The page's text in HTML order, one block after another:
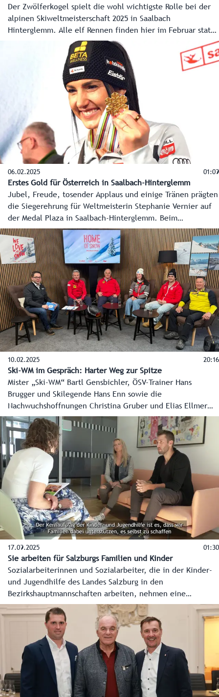
Der Zwölferkogel spielt die wohl wichtigste Rolle bei der
alpinen Skiweltmeisterschaft 2025 in Saalbach
Hinterglemm. Alle elf Rennen finden hier im Februar statt.
Damit der Rennberg auch WM tauglich ist, wurde
ordentlich investiert, nicht nur in die zweite
Zubringerbahn, die 12er Nord, sondern auch in die
06.02.2025 01:09
Erstes Gold für Österreich in Saalbach-Hinterglemm
Jubel, Freude, tosender Applaus und einige Tränen prägten
die Siegerehrung für Weltmeisterin Stephanie Vernier auf
der Medal Plaza in Saalbach-Hinterglemm. Beim
anschließenden Medaillenempfang im Home of Snow ging
es in dieser positiven Tonart weiter.
10.02.2025 20:16
Ski-WM im Gespräch: Harter Weg zur Spitze
Mister „Ski-WM“ Bartl Gensbichler, ÖSV-Trainer Hans
Brugger und Skilegende Hans Enn sowie die
Nachwuchshoffnungen Christina Gruber und Elias Ellmer
haben im „Home of Snow“ in Saalbach-Hinterglemm mit
dem Chefredakteur des Landesmedienzentrums, Franz
Wieser über den harten Weg bis an die Spitze gesprochen.
17.09.2025 01:30
Sie arbeiten für Salzburgs Familien und Kinder
Sozialarbeiterinnen und Sozialarbeiter, die in der Kinder-
und Jugendhilfe des Landes Salzburg in den
Bezirkshauptmannschaften arbeiten, nehmen eine
besondere Schlüsselrolle ein. Sie unterstützen, beraten
und helfen. Einige von ihnen geben Einblicke in ihre
Arbeit, die schwierige Momente, aber auch motivierende
Augenblicke beinhaltet.